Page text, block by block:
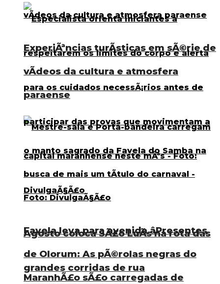
ExperiÃªncias turÃ­sticas em sÃ©rie de
vÃ­deos da cultura e atmosfera
paraense
Favela leva para avenida âPresentes
de Olorum: As pÃ©rolas negras do
MaranhÃ£o sÃ£o carregadas de
Agosto coloca SÃ£o LuÃ­s na rota das
grandes corridas de rua